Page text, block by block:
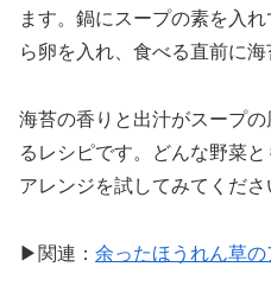
ます。鍋にスープの素を入
ら卵を入れ、食べる直前に海
海苔の香りと出汁がスープ
るレシピです。どんな野菜
アレンジを試してみてくださ
▶関連： 余ったほうれん草